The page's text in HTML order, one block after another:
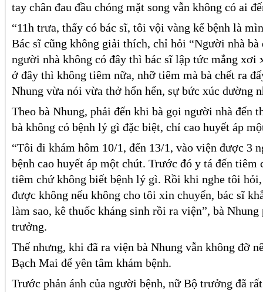
tay chân đau đầu chóng mặt song vẫn không có ai
“11h trưa, thấy có bác sĩ, tôi vội vàng kể bệnh là
Bác sĩ cũng không giải thích, chỉ hỏi “Người nhà
người nhà không có đây thì bác sĩ lập tức mắng xơi
ở đây thì không tiêm nữa, nhỡ tiêm mà bà chết ra
Nhung vừa nói vừa thở hổn hển, sự bức xúc dường
Theo bà Nhung, phải đến khi bà gọi người nhà đến
bà không có bệnh lý gì đặc biệt, chỉ cao huyết áp
“Tôi đi khám hôm 10/1, đến 13/1, vào viện được 3
bệnh cao huyết áp một chút. Trước đó y tá đến
tiêm chứ không biết bệnh lý gì. Rồi khi nghe tôi hỏi,
được không nếu không cho tôi xin chuyển, bác sĩ
làm sao, kê thuốc kháng sinh rồi ra viện”, bà
trưởng.
Thế nhưng, khi đã ra viện bà Nhung vẫn không đỡ
Bạch Mai để yên tâm khám bệnh.
Trước phản ánh của người bệnh, nữ Bộ trưởng đã